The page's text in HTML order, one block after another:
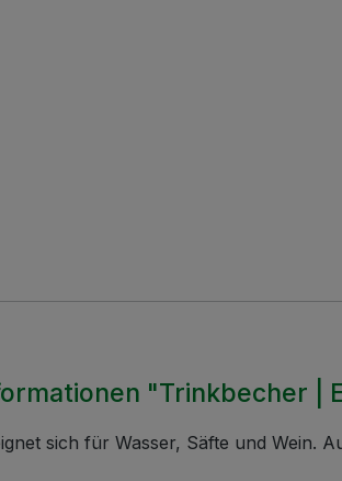
"Trinkbecher |
sich für Wasser, Säfte und Wein.